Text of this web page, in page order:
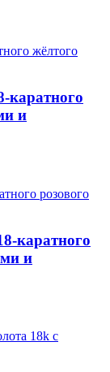
каратного
и
каратного
и